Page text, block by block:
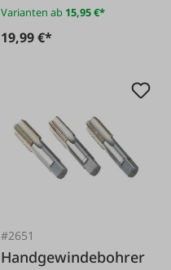
Varianten ab 15,95 €*
19,99 €*
#2651
Handgewindebohrer